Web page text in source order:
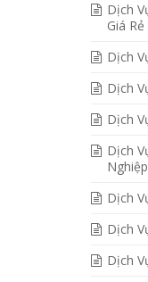
Dịch
Giá
Dịch
Dịch
Dịch
Dịch
Dịch
Dịch
Dịch